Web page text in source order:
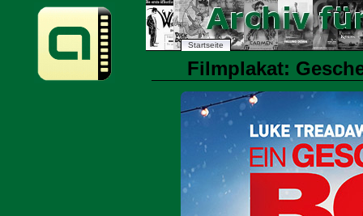
Startseite
Filmplakat: